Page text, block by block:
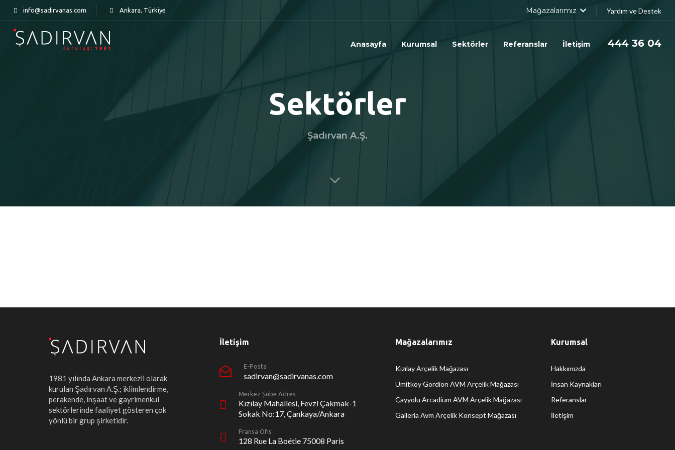
info@sadirvanas.com Ankara, Türkiye Mağazalarımız Yardım ve Destek
Anasayfa Kurumsal Sektörler Referanslar İletişim 444 36 04
Sektörler
Şadırvan A.Ş.
1981 yılında Ankara merkezli olarak
kurulan Şadırvan A.Ş.; iklimlendirme,
perakende, inşaat ve gayrimenkul
sektörlerinde faaliyet gösteren çok
yönlü bir grup şirketidir.
İletişim
E-Posta
sadirvan@sadirvanas.com
Merkez Şube Adres
Kızılay Mahallesi, Fevzi Çakmak-1
Sokak No:17, Çankaya/Ankara
Fransa Ofis
128 Rue La Boétie 75008 Paris
Mağazalarımız
Kızılay Arçelik Mağazası
Ümitköy Gordion AVM Arçelik Mağazası
Çayyolu Arcadium AVM Arçelik Mağazası
Galleria Avm Arçelik Konsept Mağazası
Kurumsal
Hakkımızda
İnsan Kaynakları
Referanslar
İletişim